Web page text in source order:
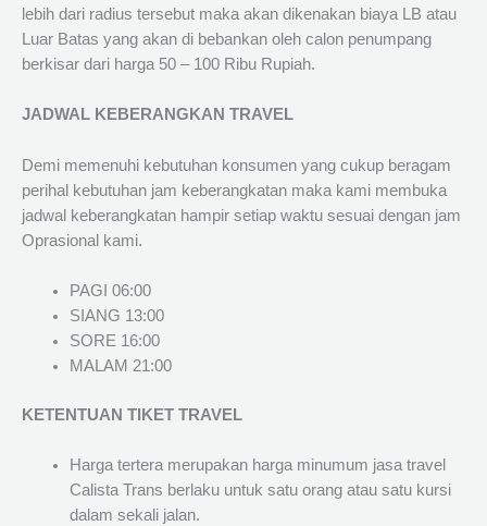
lebih dari radius tersebut maka akan dikenakan biaya LB atau
Luar Batas yang akan di bebankan oleh calon penumpang
berkisar dari harga 50 – 100 Ribu Rupiah.
JADWAL KEBERANGKAN TRAVEL
Demi memenuhi kebutuhan konsumen yang cukup beragam
perihal kebutuhan jam keberangkatan maka kami membuka
jadwal keberangkatan hampir setiap waktu sesuai dengan jam
Oprasional kami.
PAGI 06:00
SIANG 13:00
SORE 16:00
MALAM 21:00
KETENTUAN TIKET TRAVEL
Harga tertera merupakan harga minumum jasa travel
Calista Trans berlaku untuk satu orang atau satu kursi
dalam sekali jalan.